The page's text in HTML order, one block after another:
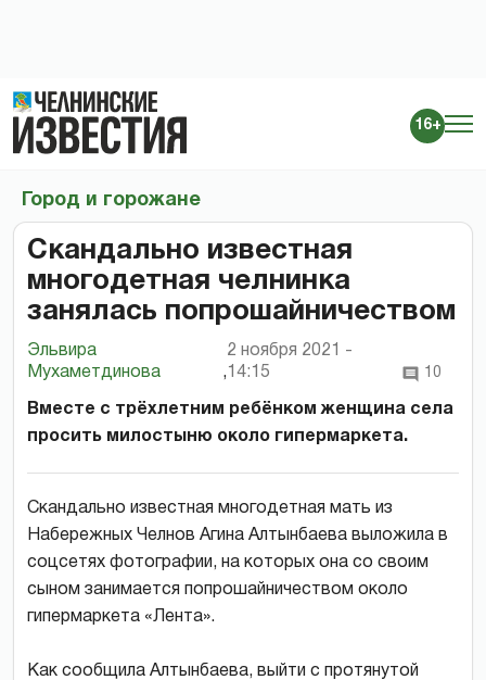
16+
Город и горожане
Скандально известная
многодетная челнинка
занялась попрошайничеством
Эльвира
Мухаметдинова
,
2 ноября 2021 -
14:15
10
Вместе с трёхлетним ребёнком женщина села
просить милостыню около гипермаркета.
Скандально известная многодетная мать из
Набережных Челнов Агина Алтынбаева выложила в
соцсетях фотографии, на которых она со своим
сыном занимается попрошайничеством около
гипермаркета «Лента».
Как сообщила Алтынбаева, выйти с протянутой